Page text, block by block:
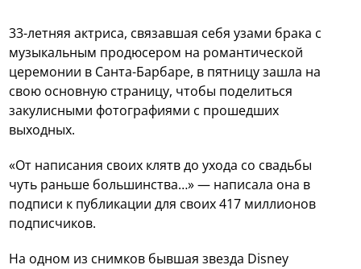
33-летняя актриса, связавшая себя узами брака с
музыкальным продюсером на романтической
церемонии в Санта-Барбаре, в пятницу зашла на
свою основную страницу, чтобы поделиться
закулисными фотографиями с прошедших
выходных.
«От написания своих клятв до ухода со свадьбы
чуть раньше большинства…» — написала она в
подписи к публикации для своих 417 миллионов
подписчиков.
На одном из снимков бывшая звезда Disney